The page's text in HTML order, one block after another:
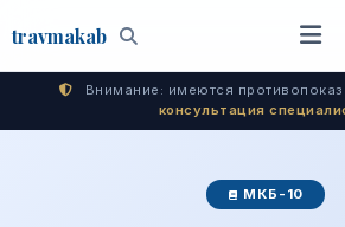
travmakab Поиск
Внимание: имеются
консультация
МКБ-10